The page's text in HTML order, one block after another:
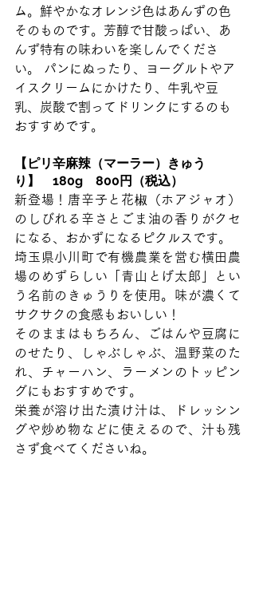
ム。鮮やかなオレンジ色はあんずの色
そのものです。芳醇で甘酸っぱい、あ
んず特有の味わいを楽しんでくださ
い。 パンにぬったり、ヨーグルトやア
イスクリームにかけたり、牛乳や豆
乳、炭酸で割ってドリンクにするのも
おすすめです。
【ピリ辛麻辣（マーラー）きゅう
り】　180g　800円（税込）
新登場！唐辛子と花椒（ホアジャオ）
のしびれる辛さとごま油の香りがクセ
になる、おかずになるピクルスです。
埼玉県小川町で有機農業を営む横田農
場のめずらしい「青山とげ太郎」とい
う名前のきゅうりを使用。味が濃くて
サクサクの食感もおいしい！
そのままはもちろん、ごはんや豆腐に
のせたり、しゃぶしゃぶ、温野菜のた
れ、チャーハン、ラーメンのトッピン
グにもおすすめです。
栄養が溶け出た漬け汁は、ドレッシン
グや炒め物などに使えるので、汁も残
さず食べてくださいね。